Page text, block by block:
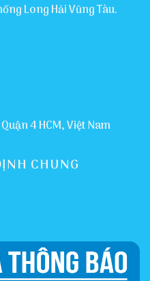
Long Hải Vũng Tàu.
4 HCM, Việt Nam
CHUNG